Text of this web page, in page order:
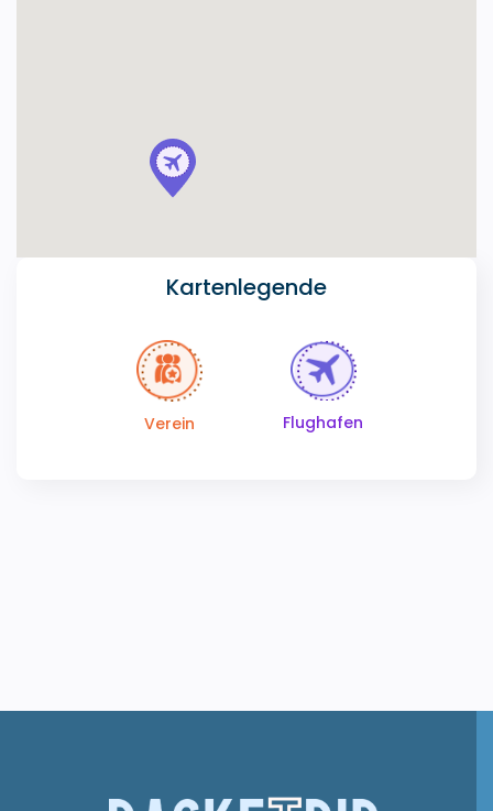
Kartenlegende
Verein Flughafen